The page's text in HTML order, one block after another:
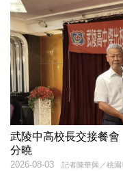
武陵中高校長交接餐
分曉
記者陳華興／桃園
2026-08-03